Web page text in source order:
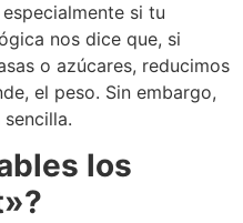
si tu
nos dice que, si
o azúcares, reducimos
el peso. Sin embargo,
los